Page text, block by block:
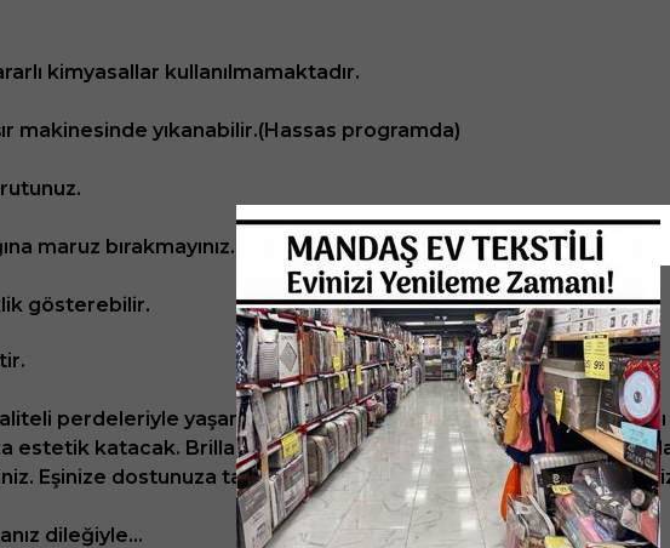
kimyasallar kullanılmamaktadır.
makinesinde yıkanabilir.(Hassas programda)
maruz bırakmayınız.
gösterebilir.
perdeleriyle yaşanılır tüm mekanları süsleyen Brillant
estetik katacak. Brillant halı, tüm yeniliğini evinize taşıyacak.
Eşinize dostunuza tavsiyede bulunacaksınız diye
dileğiyle...